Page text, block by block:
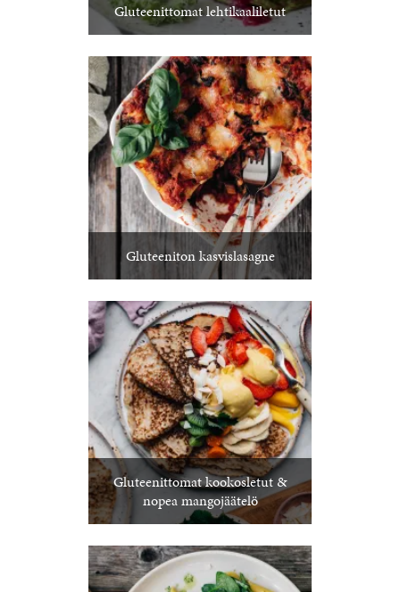
Gluteenittomat lehtikaaliletut
Gluteeniton kasvislasagne
Gluteenittomat kookosletut &
nopea mangojäätelö